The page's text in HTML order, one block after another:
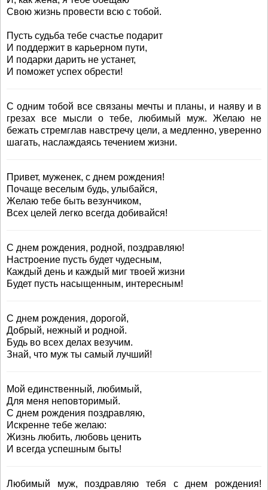
Свою жизнь провести всю с тобой.
Пусть судьба тебе счастье подарит
И поддержит в карьерном пути,
И подарки дарить не устанет,
И поможет успех обрести!
С одним тобой все связаны мечты и планы, и наяву и в
грезах все мысли о тебе, любимый муж. Желаю не
бежать стремглав навстречу цели, а медленно, уверенно
шагать, наслаждаясь течением жизни.
Привет, муженек, с днем рождения!
Почаще веселым будь, улыбайся,
Желаю тебе быть везунчиком,
Всех целей легко всегда добивайся!
С днем рождения, родной, поздравляю!
Настроение пусть будет чудесным,
Каждый день и каждый миг твоей жизни
Будет пусть насыщенным, интересным!
С днем рождения, дорогой,
Добрый, нежный и родной.
Будь во всех делах везучим.
Знай, что муж ты самый лучший!
Мой единственный, любимый,
Для меня неповторимый.
С днем рождения поздравляю,
Искренне тебе желаю:
Жизнь любить, любовь ценить
И всегда успешным быть!
Любимый муж, поздравляю тебя с днем рождения!